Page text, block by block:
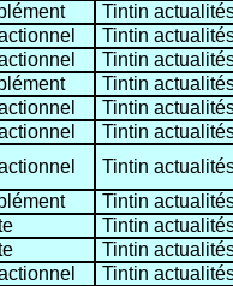
Tintin
Tintin
Tintin
Tintin
Tintin
Tintin
Tintin
Tintin
Tintin
Tintin
Tintin